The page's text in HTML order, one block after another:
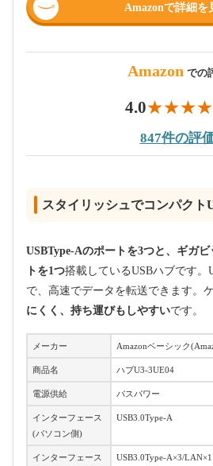
Amazonで詳細を
Amazon での
4.0
847件の評
スタイリッシュでコンパクト
USBType-Aのポートを3つと、ギガ
トを1つ搭載しているUSBハブです。
で、高速でデータを転送できます。
にくく、持ち運びもしやすいです。
メーカー Amazonベーシック
商品名 ハブU3-3UE04
電源供給 バスパワー
インターフェース
(パソコン側)
USB3.0Type-A
インターフェース
USB3.0Type-A×3/LAN×1